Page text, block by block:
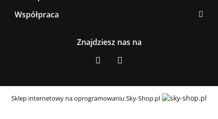
Współpraca
Znajdziesz nas na
Sklep internetowy na oprogramowaniu Sky-Shop.pl